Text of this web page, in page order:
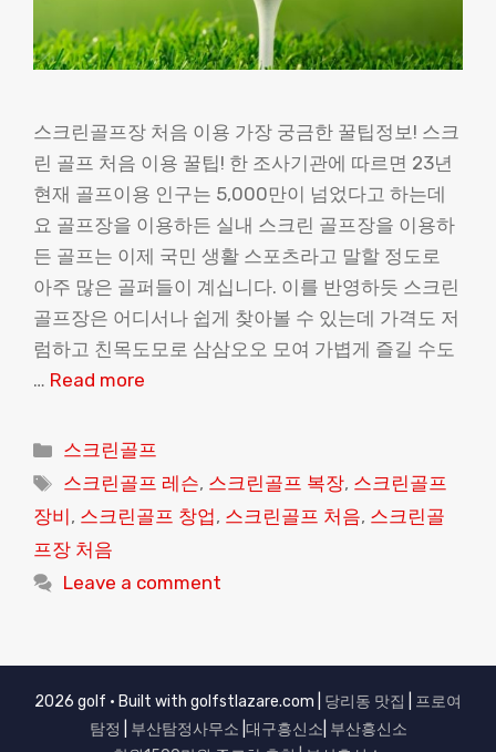
스크린골프장 처음 이용 가장 궁금한 꿀팁정보! 스크
린 골프 처음 이용 꿀팁! 한 조사기관에 따르면 23년
현재 골프이용 인구는 5,000만이 넘었다고 하는데
요 골프장을 이용하든 실내 스크린 골프장을 이용하
든 골프는 이제 국민 생활 스포츠라고 말할 정도로
아주 많은 골퍼들이 계십니다. 이를 반영하듯 스크린
골프장은 어디서나 쉽게 찾아볼 수 있는데 가격도 저
럼하고 친목도모로 삼삼오오 모여 가볍게 즐길 수도
… Read more
Categories
스크린골프
Tags
스크린골프 레슨, 스크린골프 복장, 스크린골프
장비 , 스크린골프 창업, 스크린골프 처음, 스크린골
프장 처음
Leave a comment
2026 golf • Built with golfstlazare.com | 당리동 맛집
프로여
탐정
부산탐정사무소 대구흥신소 부산흥신소